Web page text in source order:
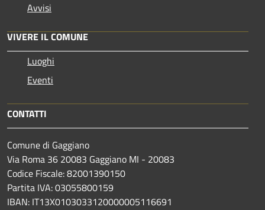
Avvisi
VIVERE IL COMUNE
Luoghi
Eventi
CONTATTI
Comune di Gaggiano
Via Roma 36 20083 Gaggiano MI - 20083
Codice Fiscale: 82001390150
Partita IVA: 03055800159
IBAN: IT13X0103033120000005116691